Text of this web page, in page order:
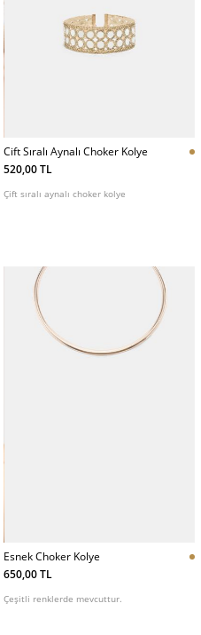
Cift Sıralı Aynalı Choker Kolye
520,00 TL
Çift sıralı aynalı choker kolye
Esnek Choker Kolye
650,00 TL
Çeşitli renklerde mevcuttur.